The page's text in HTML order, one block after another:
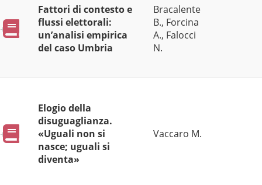
Pubblicazioni
Fattori di contesto e
flussi elettorali:
un’analisi empirica
del caso Umbria
Bracalente
B., Forcina
A., Falocci
N.
Pubblicazioni
Elogio della
disuguaglianza.
«Uguali non si
nasce; uguali si
diventa»
Vaccaro M.